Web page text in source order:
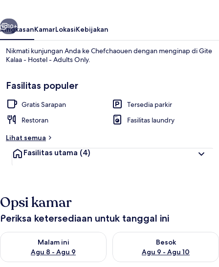
Adults
Only
Berikutnya
10+
RingkasanKamarLokasiKebijakan
Nikmati kunjungan Anda ke Chefchaouen dengan menginap di Gite
Kalaa - Hostel - Adults Only.
Fasilitas populer
Gratis Sarapan
Tersedia parkir
Restoran
Fasilitas laundry
Lihat semua
Fasilitas utama (4)
Opsi kamar
Periksa ketersediaan untuk tanggal ini
Malam ini
Agu 8 - Agu 9
Periksa ketersediaan untuk malam ini Agu 8 - Agu 9
Besok
Agu 9 - Agu 10
Periksa ketersediaan untuk